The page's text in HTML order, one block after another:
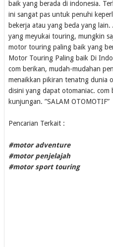
baik yang berada di indonesia.
ini sangat pas untuk penuhi
bekerja atau yang beda yang
yang meyukai touring, mungkin
motor touring paling baik yang
Motor Touring Paling baik Di
com berikan, mudah-mudahan
menaikkan pikiran tenatng dunia
disini yang dapat otomaniac. com
kunjungan. ”SALAM OTOMOTIF”
Pencarian Terkait :
#motor adventure
#motor penjelajah
#motor sport touring